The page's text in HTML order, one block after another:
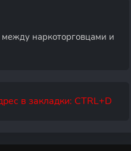
наркоторговцами и
в закладки: CTRL+D